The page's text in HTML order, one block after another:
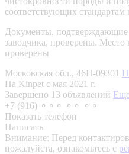
соответствующих стандартам
Документы, подтверждающие
заводчика, проверены. Место
проверены
Московская обл., 46Н-09301
На Kinpet c мая 2021 г.
Завершено 13 объявлений
+7 (916) ⚬⚬⚬ ⚬⚬ ⚬⚬
Показать телефон
Написать
Внимание: Перед
пожалуйста, ознакомьтесь с